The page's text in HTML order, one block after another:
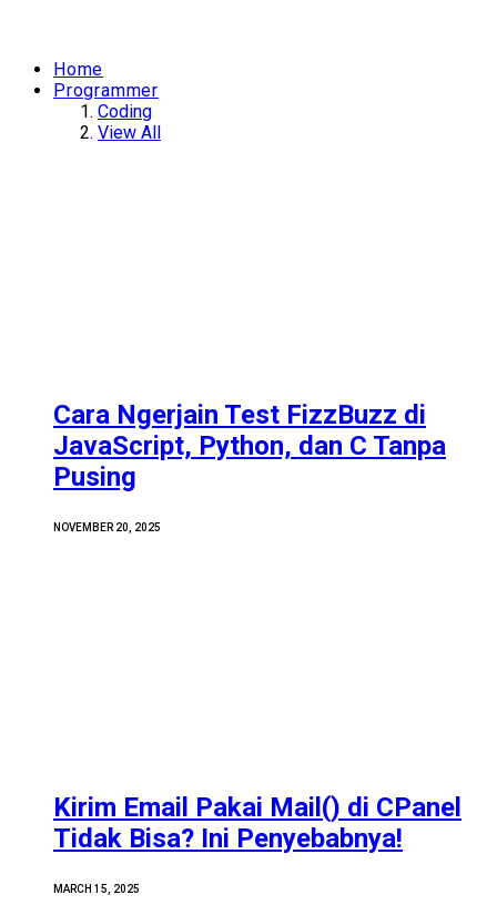
Home
Programmer
Coding
View All
Cara Ngerjain Test FizzBuzz di
JavaScript, Python, dan C Tanpa
Pusing
NOVEMBER 20, 2025
Kirim Email Pakai Mail() di CPanel
Tidak Bisa? Ini Penyebabnya!
MARCH 15, 2025